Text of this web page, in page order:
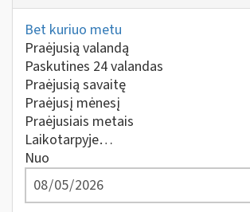
Bet kuriuo metu
Praėjusią valandą
Paskutines 24 valandas
Praėjusią savaitę
Praėjusį mėnesį
Praėjusiais metais
Laikotarpyje…
Nuo